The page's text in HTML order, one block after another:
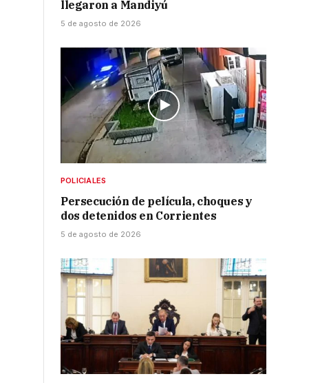
llegaron a Mandiyú
5 de agosto de 2026
POLICIALES
Persecución de película, choques y
dos detenidos en Corrientes
5 de agosto de 2026